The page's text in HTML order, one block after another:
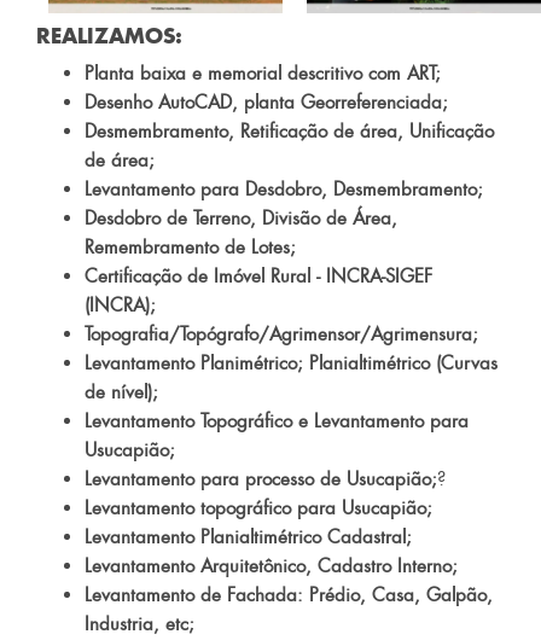
REALIZAMOS:
Planta baixa e memorial descritivo com ART;
Desenho AutoCAD, planta Georreferenciada;
Desmembramento, Retificação de área, Unificação
de área;
Levantamento para Desdobro, Desmembramento;
Desdobro de Terreno, Divisão de Área,
Remembramento de Lotes;
Certificação de Imóvel Rural - INCRA-SIGEF
(INCRA);
Topografia/Topógrafo/Agrimensor/Agrimensura;
Levantamento Planimétrico; Planialtimétrico (Curvas
de nível);
Levantamento Topográfico e Levantamento para
Usucapião;
Levantamento para processo de Usucapião;?
Levantamento topográfico para Usucapião;
Levantamento Planialtimétrico Cadastral;
Levantamento Arquitetônico, Cadastro Interno;
Levantamento de Fachada: Prédio, Casa, Galpão,
Industria, etc;